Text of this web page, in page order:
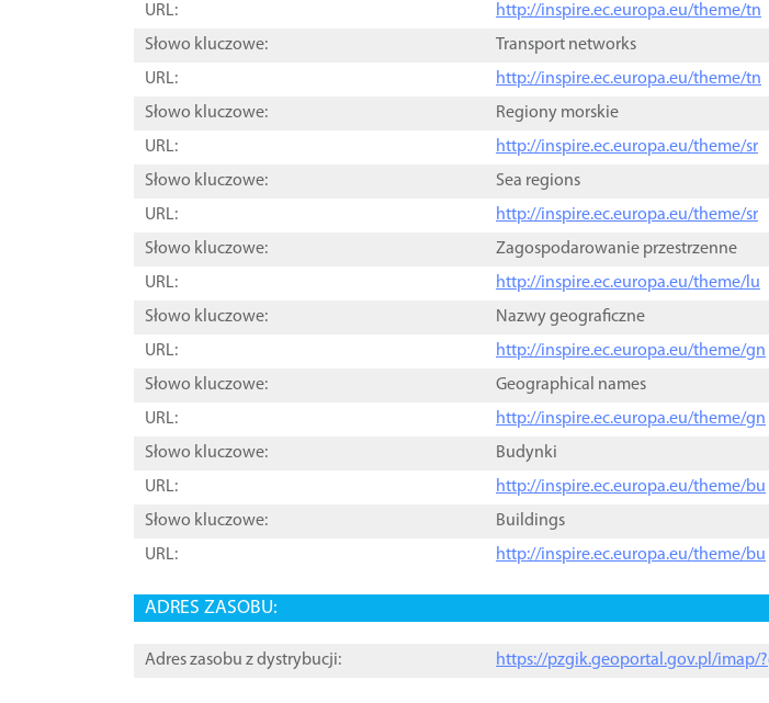
URL:
http://inspire.ec.europa.eu/theme/tn
Słowo kluczowe:
Transport networks
URL:
http://inspire.ec.europa.eu/theme/tn
Słowo kluczowe:
Regiony morskie
URL:
http://inspire.ec.europa.eu/theme/sr
Słowo kluczowe:
Sea regions
URL:
http://inspire.ec.europa.eu/theme/sr
Słowo kluczowe:
Zagospodarowanie przestrzenne
URL:
http://inspire.ec.europa.eu/theme/lu
Słowo kluczowe:
Nazwy geograficzne
URL:
http://inspire.ec.europa.eu/theme/gn
Słowo kluczowe:
Geographical names
URL:
http://inspire.ec.europa.eu/theme/gn
Słowo kluczowe:
Budynki
URL:
http://inspire.ec.europa.eu/theme/bu
Słowo kluczowe:
Buildings
URL:
http://inspire.ec.europa.eu/theme/bu
ADRES ZASOBU:
Adres zasobu z dystrybucji: https://pzgik.geoportal.gov.pl/imap/